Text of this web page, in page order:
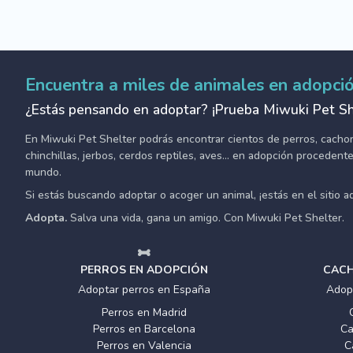
Encuentra a miles de animales en
¿Estás pensando en adoptar? ¡Prueba Miwuki Pet
En Miwuki Pet Shelter podrás encontrar cientos de perros,
chinchillas, jerbos, cerdos reptiles, aves... en adopción
mundo.
Si estás buscando adoptar o acoger un animal, ¡estás en el sitio
Adopta. Salva una vida, gana un amigo. Con Miwuki Pet Shelter.
PERROS EN ADOPCIÓN
Adoptar perros en España
Perros en Madrid
Perros en Barcelona
Perros en Valencia